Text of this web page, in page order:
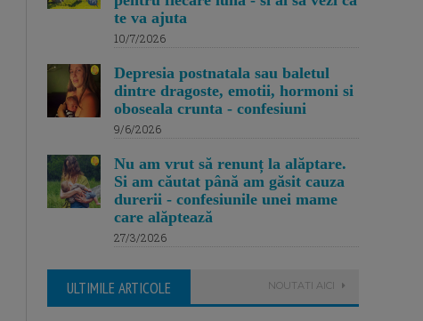
te va ajuta
10/7/2026
Depresia postnatala sau baletul
dintre dragoste, emotii, hormoni si
oboseala crunta - confesiuni
9/6/2026
Nu am vrut să renunț la alăptare.
Si am căutat până am găsit cauza
durerii - confesiunile unei mame
care alăptează
27/3/2026
ULTIMILE ARTICOLE NOUTATI AICI